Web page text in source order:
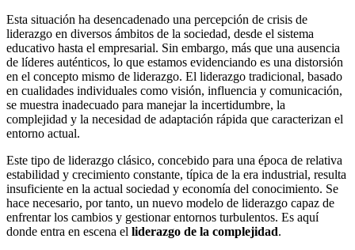
Esta situación ha desencadenado una percepción de crisis de
liderazgo en diversos ámbitos de la sociedad, desde el sistema
educativo hasta el empresarial. Sin embargo, más que una ausencia
de líderes auténticos, lo que estamos evidenciando es una distorsión
en el concepto mismo de liderazgo. El liderazgo tradicional, basado
en cualidades individuales como visión, influencia y comunicación,
se muestra inadecuado para manejar la incertidumbre, la
complejidad y la necesidad de adaptación rápida que caracterizan el
entorno actual.
Este tipo de liderazgo clásico, concebido para una época de relativa
estabilidad y crecimiento constante, típica de la era industrial, resulta
insuficiente en la actual sociedad y economía del conocimiento. Se
hace necesario, por tanto, un nuevo modelo de liderazgo capaz de
enfrentar los cambios y gestionar entornos turbulentos. Es aquí
donde entra en escena el liderazgo de la complejidad.